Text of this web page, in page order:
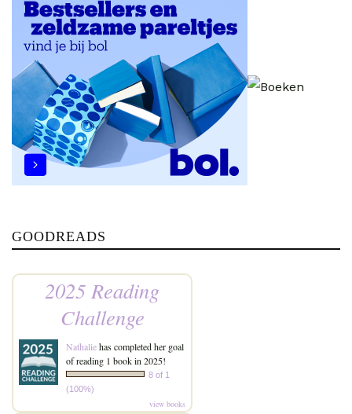
GOODREADS
2025 Reading
Challenge
Nathaliehas completed her goal
of reading 1 book in 2025!
8 of 1
(100%)
view books